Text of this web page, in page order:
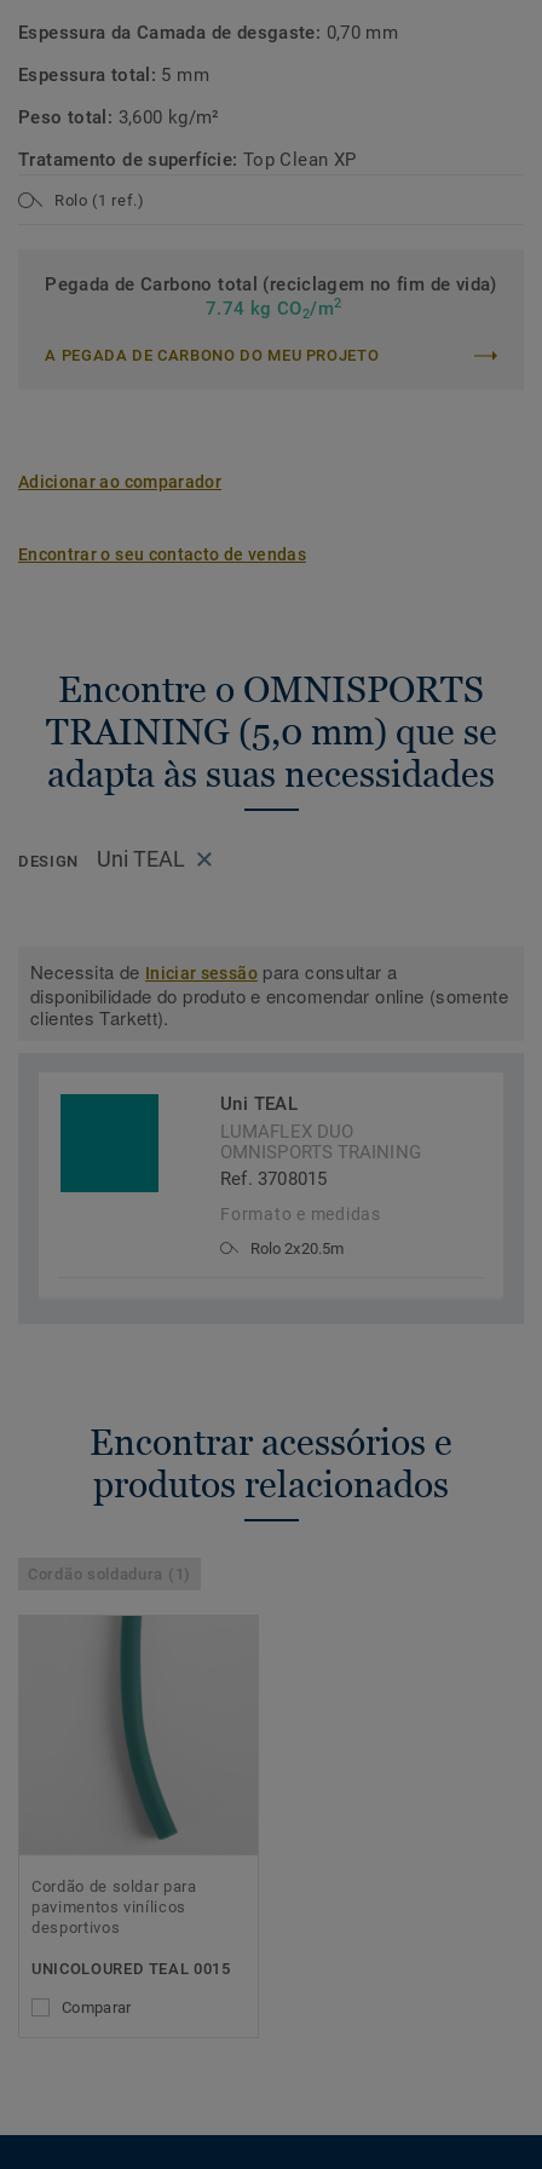
Espessura da Camada de desgaste: 0,70 mm
Espessura total: 5 mm
Peso total: 3,600 kg/m²
Tratamento de superfície: Top Clean XP
Rolo (1 ref.)
Pegada de Carbono total (reciclagem no fim de vida)
7.74 kg CO2/m2
A PEGADA DE CARBONO DO MEU PROJETO
Adicionar ao comparador
Encontrar o seu contacto de vendas
Encontre o OMNISPORTS
TRAINING (5,0 mm) que se
adapta às suas necessidades
DESIGN Uni TEAL
Necessita de Iniciar sessãopara consultar a
disponibilidade do produto e encomendar online (somente
clientes Tarkett).
Uni TEAL
LUMAFLEX DUO
OMNISPORTS TRAINING
Ref. 3708015
Formato e medidas
Rolo 2x20.5m
Encontrar acessórios e
produtos relacionados
Cordão soldadura (1)
Cordão de soldar para
pavimentos vinílicos
desportivos
UNICOLOURED TEAL 0015
Comparar